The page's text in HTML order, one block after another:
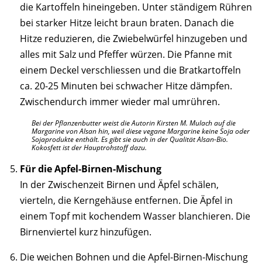
die Kartoffeln hineingeben. Unter ständigem Rühren
bei starker Hitze leicht braun braten. Danach die
Hitze reduzieren, die Zwiebelwürfel hinzugeben und
alles mit Salz und Pfeffer würzen. Die Pfanne mit
einem Deckel verschliessen und die Bratkartoffeln
ca. 20-25 Minuten bei schwacher Hitze dämpfen.
Zwischendurch immer wieder mal umrühren.
Bei der Pflanzenbutter weist die Autorin Kirsten M. Mulach auf die
Margarine von Alsan hin, weil diese vegane Margarine keine Soja oder
Sojaprodukte enthält. Es gibt sie auch in der Qualität Alsan-Bio.
Kokosfett ist der Hauptrohstoff dazu.
Für die Apfel-Birnen-Mischung
In der Zwischenzeit Birnen und Äpfel schälen,
vierteln, die Kerngehäuse entfernen. Die Äpfel in
einem Topf mit kochendem Wasser blanchieren. Die
Birnenviertel kurz hinzufügen.
Die weichen Bohnen und die Apfel-Birnen-Mischung